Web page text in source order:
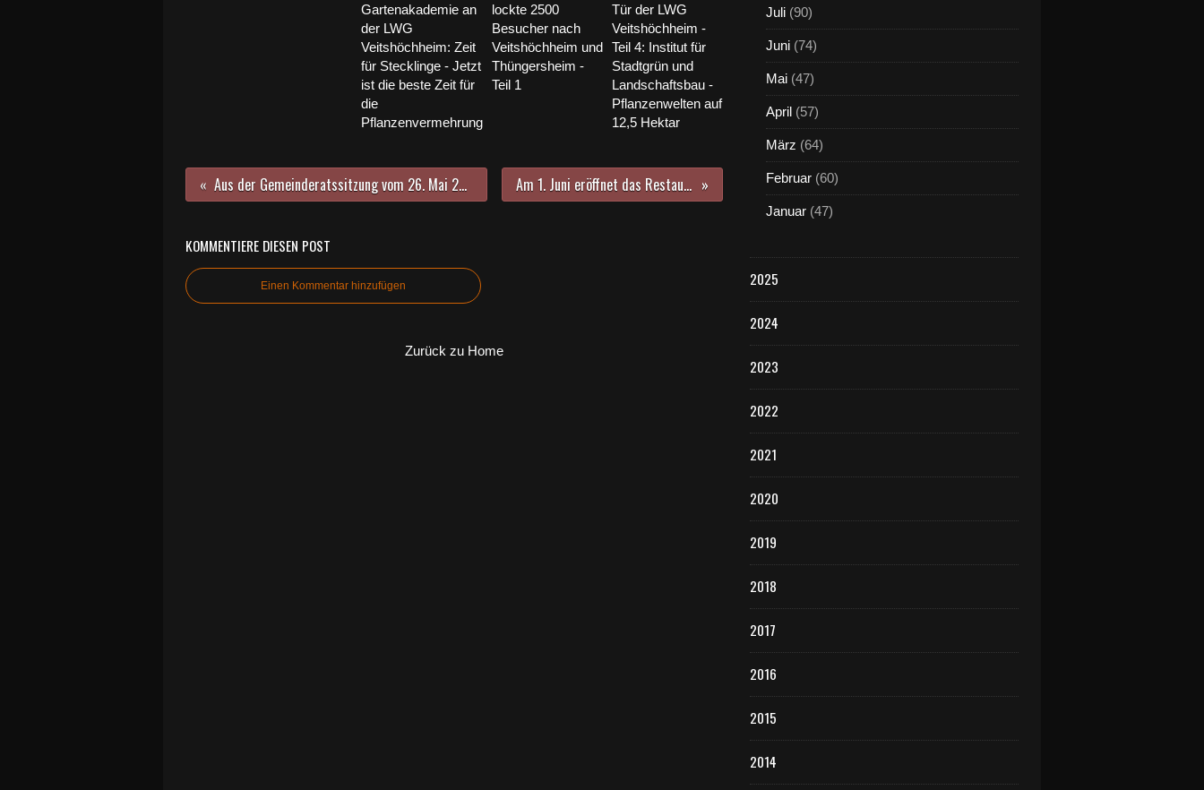
Gartenakademie an
der LWG
Veitshöchheim: Zeit
für Stecklinge - Jetzt
ist die beste Zeit für
die
Pflanzenvermehrung
lockte 2500
Besucher nach
Veitshöchheim und
Thüngersheim -
Teil 1
Tür der LWG
Veitshöchheim -
Teil 4: Institut für
Stadtgrün und
Landschaftsbau -
Pflanzenwelten auf
12,5 Hektar
Aus der Gemeinderatssitzung vom 26. Mai 2020: Dankesworte für Winfried Knötgen - Beate Hofstetter rückt für Bettina Fraas nach - Christina Feiler wieder Behindertenreferentin Am 1. Juni eröffnet das Restaurant KASKADE in den Mainfrankensälen mit Außenterrasse - Separater Biergarten auf der Wiese
KOMMENTIERE DIESEN POST
Einen Kommentar hinzufügen
Zurück zu Home
Juli (90)
Juni (74)
Mai (47)
April (57)
März (64)
Februar (60)
Januar (47)
2025
2024
2023
2022
2021
2020
2019
2018
2017
2016
2015
2014